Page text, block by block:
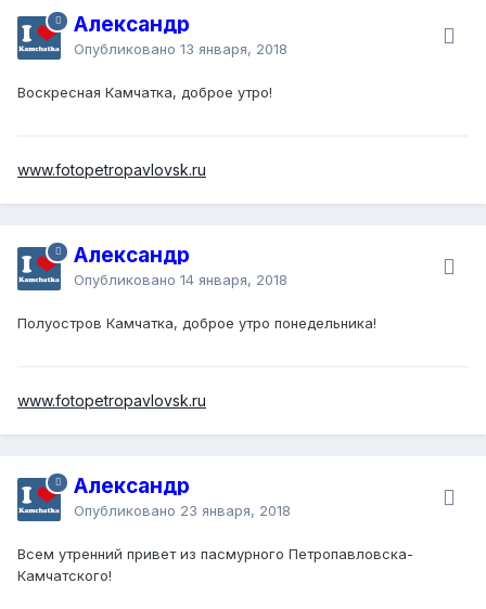
Александр
Опубликовано 13 января, 2018
Воскресная Камчатка, доброе утро!
www.fotopetropavlovsk.ru
Александр
Опубликовано 14 января, 2018
Полуостров Камчатка, доброе утро понедельника!
www.fotopetropavlovsk.ru
Александр
Опубликовано 23 января, 2018
Всем утренний привет из пасмурного Петропавловска-
Камчатского!